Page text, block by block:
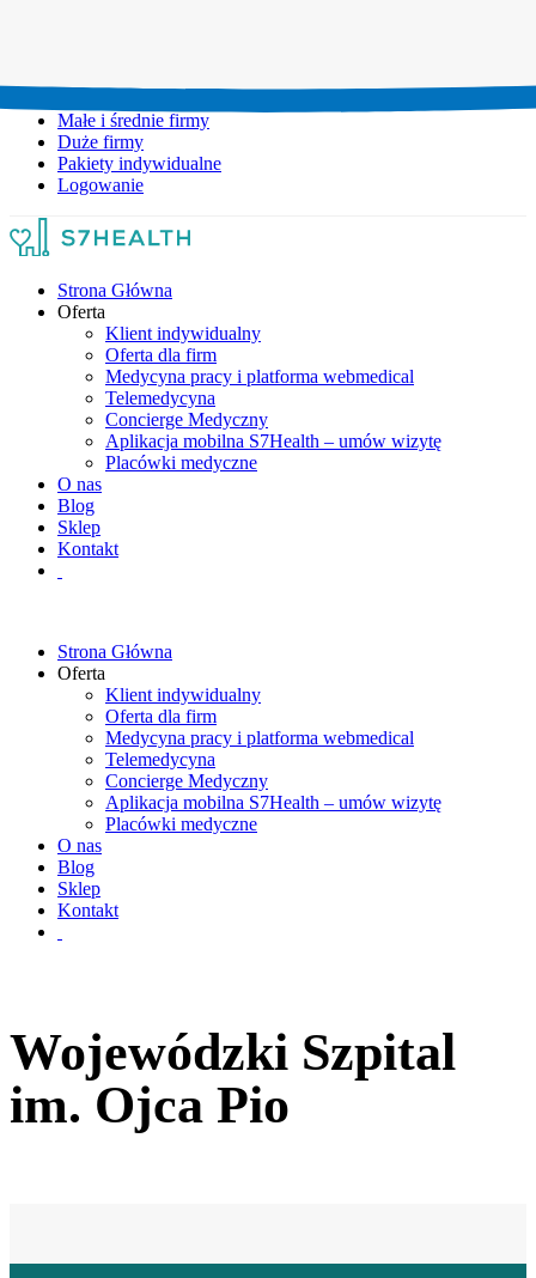
Małe i średnie firmy
Duże firmy
Pakiety indywidualne
Logowanie
Strona Główna
Oferta
Klient indywidualny
Oferta dla firm
Medycyna pracy i platforma webmedical
Telemedycyna
Concierge Medyczny
Aplikacja mobilna S7Health – umów wizytę
Placówki medyczne
O nas
Blog
Sklep
Kontakt
Strona Główna
Oferta
Klient indywidualny
Oferta dla firm
Medycyna pracy i platforma webmedical
Telemedycyna
Concierge Medyczny
Aplikacja mobilna S7Health – umów wizytę
Placówki medyczne
O nas
Blog
Sklep
Kontakt
Wojewódzki Szpital
im. Ojca Pio